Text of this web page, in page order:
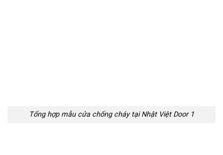
Tổng hợp mẫu cửa chống cháy tại Nhật Việt Door 1